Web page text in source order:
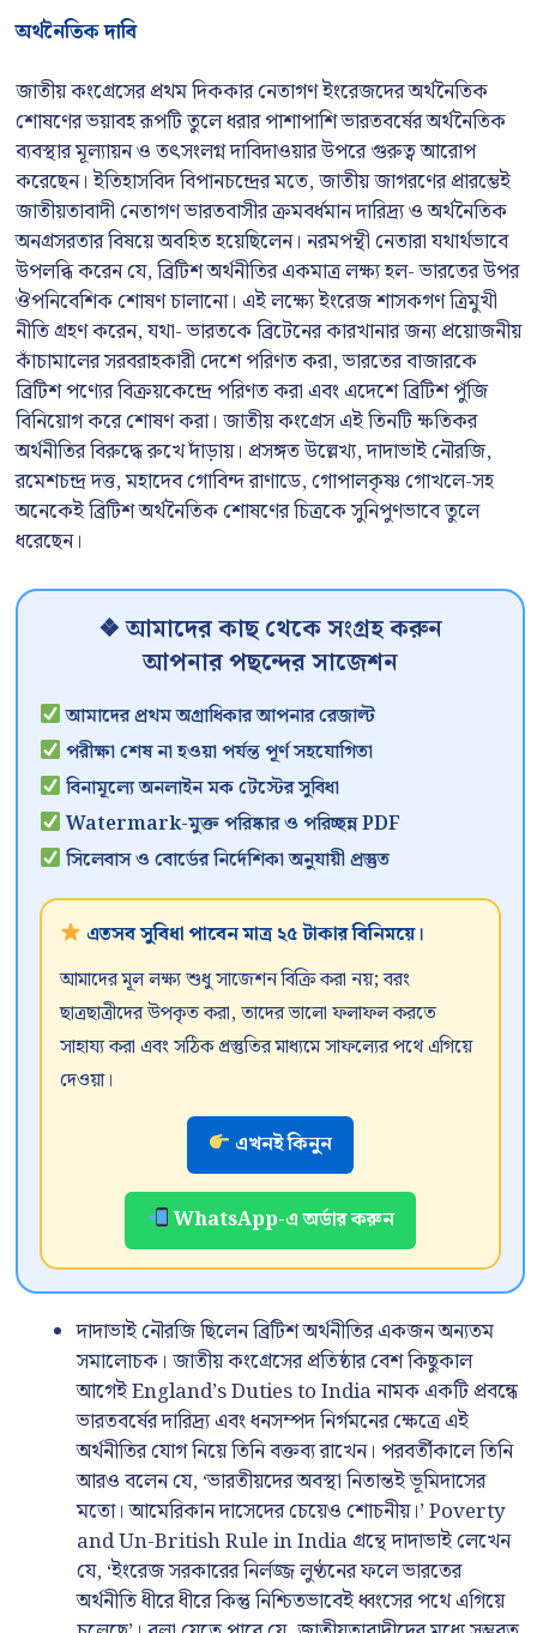
অর্থনৈতিক দাবি
জাতীয় কংগ্রেসের প্রথম দিককার নেতাগণ ইংরেজদের অর্থনৈতিক
শোষণের ভয়াবহ রূপটি তুলে ধরার পাশাপাশি ভারতবর্ষের অর্থনৈতিক
ব্যবস্থার মূল্যায়ন ও তৎসংলগ্ন দাবিদাওয়ার উপরে গুরুত্ব আরোপ
করেছেন। ইতিহাসবিদ বিপানচন্দ্রের মতে, জাতীয় জাগরণের প্রারম্ভেই
জাতীয়তাবাদী নেতাগণ ভারতবাসীর ক্রমবর্ধমান দারিদ্র্য ও অর্থনৈতিক
অনগ্রসরতার বিষয়ে অবহিত হয়েছিলেন। নরমপন্থী নেতারা যথার্থভাবে
উপলব্ধি করেন যে, ব্রিটিশ অর্থনীতির একমাত্র লক্ষ্য হল- ভারতের উপর
ঔপনিবেশিক শোষণ চালানো। এই লক্ষ্যে ইংরেজ শাসকগণ ত্রিমুখী
নীতি গ্রহণ করেন, যথা- ভারতকে ব্রিটেনের কারখানার জন্য প্রয়োজনীয়
কাঁচামালের সরবরাহকারী দেশে পরিণত করা, ভারতের বাজারকে
ব্রিটিশ পণ্যের বিক্রয়কেন্দ্রে পরিণত করা এবং এদেশে ব্রিটিশ পুঁজি
বিনিয়োগ করে শোষণ করা। জাতীয় কংগ্রেস এই তিনটি ক্ষতিকর
অর্থনীতির বিরুদ্ধে রুখে দাঁড়ায়। প্রসঙ্গত উল্লেখ্য, দাদাভাই নৌরজি,
রমেশচন্দ্র দত্ত, মহাদেব গোবিন্দ রাণাডে, গোপালকৃষ্ণ গোখলে-সহ
অনেকেই ব্রিটিশ অর্থনৈতিক শোষণের চিত্রকে সুনিপুণভাবে তুলে
ধরেছেন।
❖ আমাদের কাছ থেকে সংগ্রহ করুন
আপনার পছন্দের সাজেশন
আমাদের প্রথম অগ্রাধিকার আপনার রেজাল্ট
পরীক্ষা শেষ না হওয়া পর্যন্ত পূর্ণ সহযোগিতা
বিনামূল্যে অনলাইন মক টেস্টের সুবিধা
Watermark-মুক্ত পরিষ্কার ও পরিচ্ছন্ন PDF
সিলেবাস ও বোর্ডের নির্দেশিকা অনুযায়ী প্রস্তুত
এতসব সুবিধা পাবেন মাত্র ২৫ টাকার বিনিময়ে।
আমাদের মূল লক্ষ্য শুধু সাজেশন বিক্রি করা নয়; বরং
ছাত্রছাত্রীদের উপকৃত করা, তাদের ভালো ফলাফল করতে
সাহায্য করা এবং সঠিক প্রস্তুতির মাধ্যমে সাফল্যের পথে এগিয়ে
দেওয়া।
এখনই কিনুন
WhatsApp-এ অর্ডার করুন
দাদাভাই নৌরজি ছিলেন ব্রিটিশ অর্থনীতির একজন অন্যতম
সমালোচক। জাতীয় কংগ্রেসের প্রতিষ্ঠার বেশ কিছুকাল
আগেই England’s Duties to India নামক একটি প্রবন্ধে
ভারতবর্ষের দারিদ্র্য এবং ধনসম্পদ নির্গমনের ক্ষেত্রে এই
অর্থনীতির যোগ নিয়ে তিনি বক্তব্য রাখেন। পরবর্তীকালে তিনি
আরও বলেন যে, ‘ভারতীয়দের অবস্থা নিতান্তই ভূমিদাসের
মতো। আমেরিকান দাসেদের চেয়েও শোচনীয়।’ Poverty
and Un-British Rule in India গ্রন্থে দাদাভাই লেখেন
যে, ‘ইংরেজ সরকারের নির্লজ্জ লুণ্ঠনের ফলে ভারতের
অর্থনীতি ধীরে ধীরে কিন্তু নিশ্চিতভাবেই ধ্বংসের পথে এগিয়ে